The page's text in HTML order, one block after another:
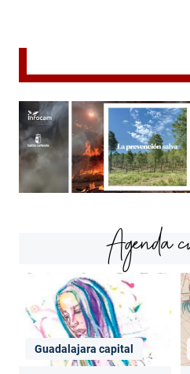
Agenda
Guadalajara capital